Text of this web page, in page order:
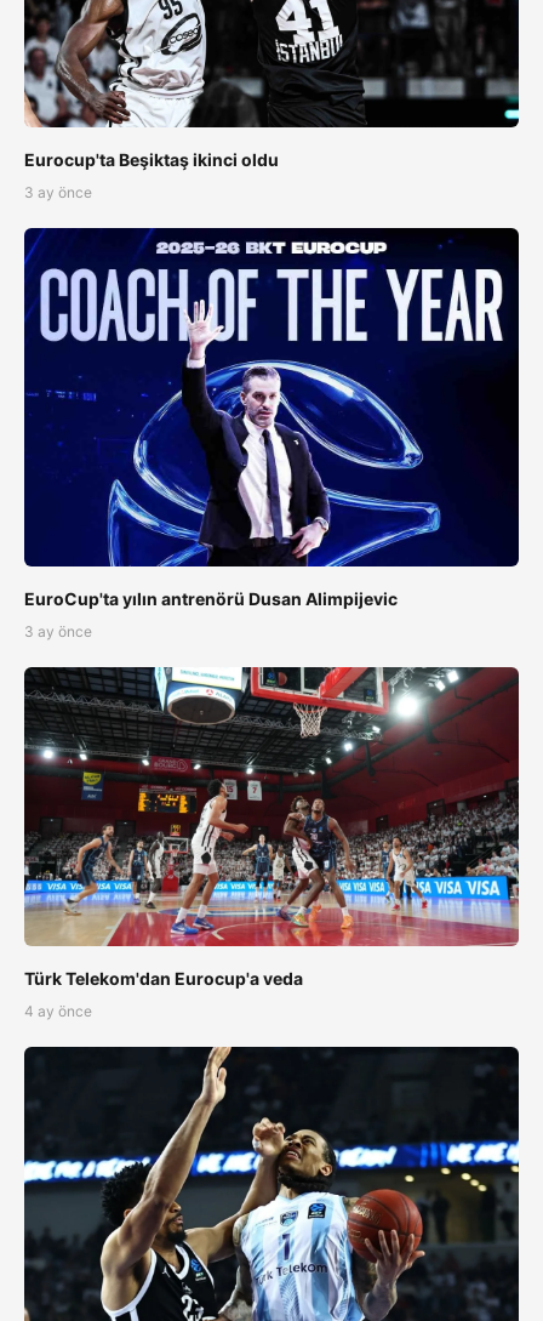
Eurocup'ta Beşiktaş ikinci oldu
3 ay önce
EuroCup'ta yılın antrenörü Dusan Alimpijevic
3 ay önce
Türk Telekom'dan Eurocup'a veda
4 ay önce